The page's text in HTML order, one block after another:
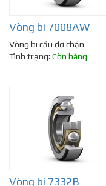
Vòng bi 7008AW
Vòng bi cầu đỡ chặn
Tình trạng: Còn hàng
Vòng bi 7332B